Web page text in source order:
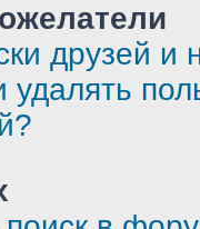
друзей и
удалять